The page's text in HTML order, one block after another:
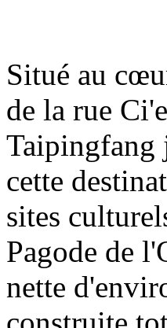
Situé au
de la rue
Taipingfang
cette
sites
Pagode de
nette